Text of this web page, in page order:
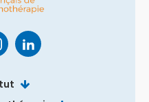
immunitaire